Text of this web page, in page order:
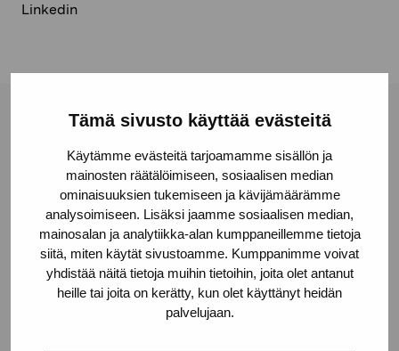
Tämä sivusto käyttää evästeitä
Käytämme evästeitä tarjoamamme sisällön ja
mainosten räätälöimiseen, sosiaalisen median
ominaisuuksien tukemiseen ja kävijämäärämme
analysoimiseen. Lisäksi jaamme sosiaalisen median,
mainosalan ja analytiikka-alan kumppaneillemme tietoja
siitä, miten käytät sivustoamme. Kumppanimme voivat
yhdistää näitä tietoja muihin tietoihin, joita olet antanut
heille tai joita on kerätty, kun olet käyttänyt heidän
palvelujaan.
Linkedin
Stiftelsen Pro Artibus
Gustav Wasas gata 11
10600 Ekenäs
proartibus@proartibus.fi
+358 (0)50 371 6339